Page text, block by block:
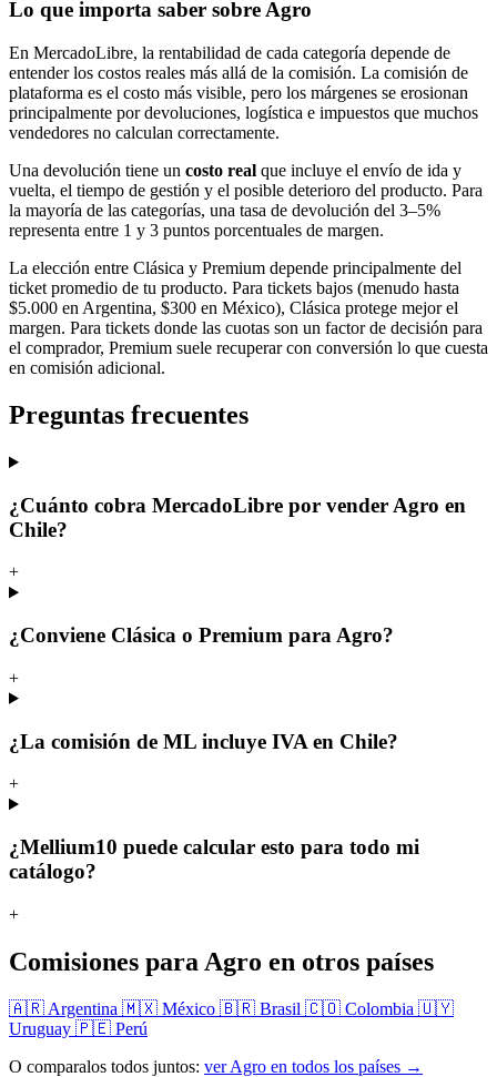
Lo que importa saber sobre Agro
En MercadoLibre, la rentabilidad de cada categoría depende de
entender los costos reales más allá de la comisión. La comisión de
plataforma es el costo más visible, pero los márgenes se erosionan
principalmente por devoluciones, logística e impuestos que muchos
vendedores no calculan correctamente.
Una devolución tiene un costo real que incluye el envío de ida y
vuelta, el tiempo de gestión y el posible deterioro del producto. Para
la mayoría de las categorías, una tasa de devolución del 3–5%
representa entre 1 y 3 puntos porcentuales de margen.
La elección entre Clásica y Premium depende principalmente del
ticket promedio de tu producto. Para tickets bajos (menudo hasta
$5.000 en Argentina, $300 en México), Clásica protege mejor el
margen. Para tickets donde las cuotas son un factor de decisión para
el comprador, Premium suele recuperar con conversión lo que cuesta
en comisión adicional.
Preguntas frecuentes
¿Cuánto cobra MercadoLibre por vender Agro en
Chile?
+
¿Conviene Clásica o Premium para Agro?
+
¿La comisión de ML incluye IVA en Chile?
+
¿Mellium10 puede calcular esto para todo mi
catálogo?
+
Comisiones para Agro en otros países
🇦🇷 Argentina 🇲🇽 México 🇧🇷 Brasil 🇨🇴 Colombia 🇺🇾
Uruguay 🇵🇪 Perú
O comparalos todos juntos: ver Agro en todos los países →